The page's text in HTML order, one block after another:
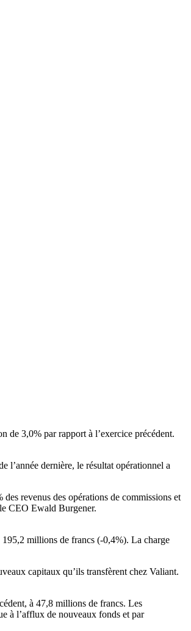
de 3,0% par rapport à l’exercice précédent.
l’année dernière, le résultat opérationnel a
revenus des opérations de commissions et
CEO Ewald Burgener.
195,2 millions de francs (-0,4%). La charge
capitaux qu’ils transfèrent chez Valiant.
à 47,8 millions de francs. Les
à l’afflux de nouveaux fonds et par